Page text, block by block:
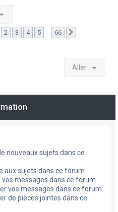
sur66
2 3 4 5 66
Aller
nouveaux sujets dans ce
aux sujets dans ce forum
messages dans ce forum
vos messages dans ce forum
de pièces jointes dans ce